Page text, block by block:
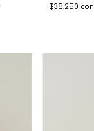
$38.250con